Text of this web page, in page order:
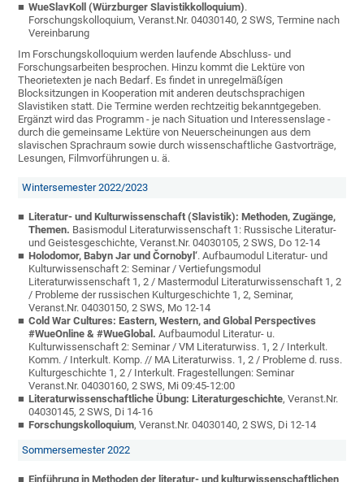
WueSlavKoll (Würzburger Slavistikkolloquium).
Forschungskolloquium, Veranst.Nr. 04030140, 2 SWS, Termine nach
Vereinbarung
Im Forschungskolloquium werden laufende Abschluss- und
Forschungsarbeiten besprochen. Hinzu kommt die Lektüre von
Theorietexten je nach Bedarf. Es findet in unregelmäßígen
Blocksitzungen in Kooperation mit anderen deutschsprachigen
Slavistiken statt. Die Termine werden rechtzeitig bekanntgegeben.
Ergänzt wird das Programm - je nach Situation und Interessenslage -
durch die gemeinsame Lektüre von Neuerscheinungen aus dem
slavischen Sprachraum sowie durch wissenschaftliche Gastvorträge,
Lesungen, Filmvorführungen u. ä.
Wintersemester 2022/2023
Literatur- und Kulturwissenschaft (Slavistik): Methoden, Zugänge,
Themen. Basismodul Literaturwissenschaft 1: Russische Literatur-
und Geistesgeschichte, Veranst.Nr. 04030105, 2 SWS, Do 12-14
Holodomor, Babyn Jar und Čornobyl‘.Aufbaumodul Literatur- und
Kulturwissenschaft 2: Seminar / Vertiefungsmodul
Literaturwissenschaft 1, 2 / Mastermodul Literaturwissenschaft 1, 2
/ Probleme der russischen Kulturgeschichte 1, 2, Seminar,
Veranst.Nr.04030150, 2 SWS, Mo 12-14
Cold War Cultures: Eastern, Western, and Global Perspectives
#WueOnline & #WueGlobal. Aufbaumodul Literatur- u.
Kulturwissenschaft 2: Seminar / VM Literaturwiss. 1, 2 / Interkult.
Komm. / Interkult. Komp. // MA Literaturwiss. 1, 2 / Probleme d. russ.
Kulturgeschichte 1, 2 / Interkult. Fragestellungen: Seminar
Veranst.Nr.04030160, 2 SWS, Mi 09:45-12:00
Literaturwissenschaftliche Übung: Literaturgeschichte, Veranst.Nr.
04030145, 2 SWS, Di 14-16
Forschungskolloquium, Veranst.Nr. 04030140, 2 SWS, Di 12-14
Sommersemester 2022
Einführung in Methoden der literatur- und kulturwissenschaftlichen